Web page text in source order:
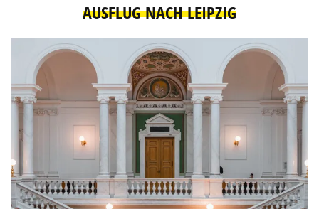
AUSFLUG NACH LEIPZIG